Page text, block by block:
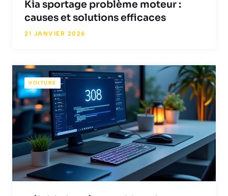
Kia sportage problème moteur :
causes et solutions efficaces
21 JANVIER 2026
VOITURE